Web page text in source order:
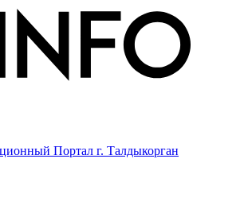
Портал г. Талдыкорган